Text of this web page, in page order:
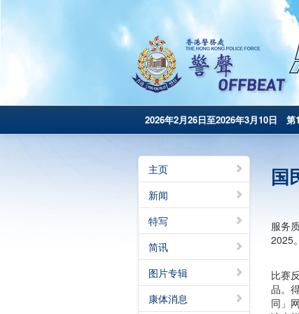
2026年2月26日至2026年3月10日 第
主页
新闻
特写
简讯
图片专辑
康体消息
国
服务
2025
比赛
品。
同」